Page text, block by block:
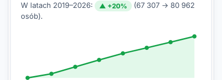
W latach 2019–2026: ▲ +20% (67 307 → 80 962
osób).